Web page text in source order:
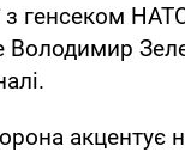
з генсеком
Володимир
акцентує